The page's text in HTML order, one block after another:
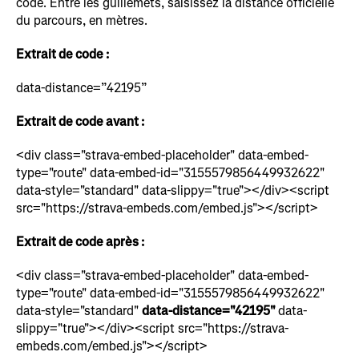
du parcours, en mètres.
Extrait de code :
data-distance=”42195”
Extrait de code avant :
<div class="strava-embed-placeholder" data-embed-
type="route" data-embed-id="3155579856449932622"
data-style="standard" data-slippy="true"></div><script
src="https://strava-embeds.com/embed.js"></script>
Extrait de code après :
<div class="strava-embed-placeholder" data-embed-
type="route" data-embed-id="3155579856449932622"
data-style="standard"data-distance="42195"data-
slippy="true"></div><script src="https://strava-
embeds.com/embed.js"></script>